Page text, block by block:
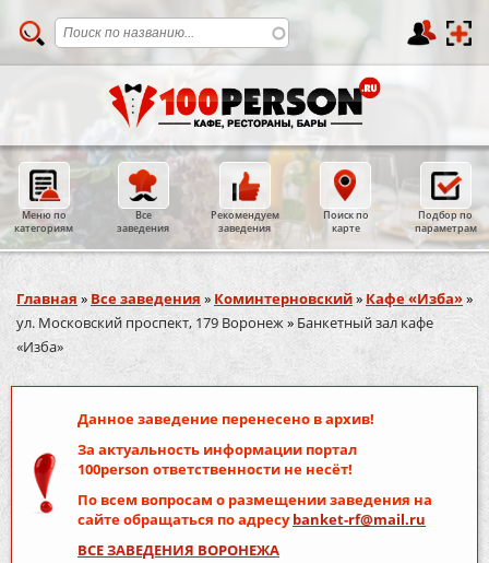
Меню по
категориям
Все
заведения
Рекомендуем
заведения
Поиск по
карте
Подбор по
параметрам
Вы здесь
Главная » Все заведения » Коминтерновский» Кафе «Изба»»
ул. Московский проспект, 179 Воронеж» Банкетный зал кафе
«Изба»
Данное заведение перенесено в архив!
За актуальность информации портал
100person ответственности не несёт!
По всем вопросам о размещении заведения на
сайте обращаться по адресуbanket-rf@mail.ru
ВСЕ ЗАВЕДЕНИЯ ВОРОНЕЖА